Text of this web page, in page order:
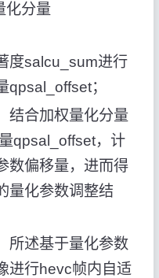
化分量
度salcu_sum进行
qpsal_offset；
结合加权量化分量
qpsal_offset，计
数偏移量，进而得
量化参数调整结
所述基于量化参数
进行hevc帧内自适